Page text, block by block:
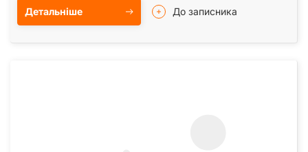
Детальніше До записника